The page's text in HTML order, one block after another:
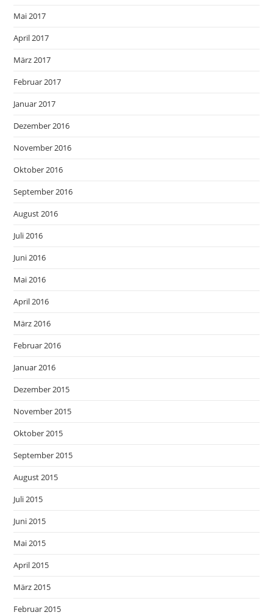
Mai 2017
April 2017
März 2017
Februar 2017
Januar 2017
Dezember 2016
November 2016
Oktober 2016
September 2016
August 2016
Juli 2016
Juni 2016
Mai 2016
April 2016
März 2016
Februar 2016
Januar 2016
Dezember 2015
November 2015
Oktober 2015
September 2015
August 2015
Juli 2015
Juni 2015
Mai 2015
April 2015
März 2015
Februar 2015